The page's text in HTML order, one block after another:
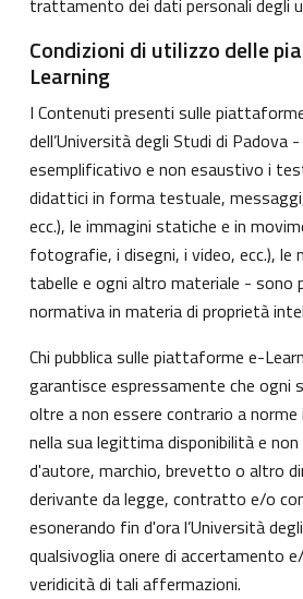
trattamento dei dati personali degli
Condizioni di utilizzo delle
Learning
I Contenuti presenti sulle
dell’Università degli Studi di Padova
esemplificativo e non esaustivo i
didattici in forma testuale,
ecc.), le immagini statiche e in
fotografie, i disegni, i video, ecc.), le
tabelle e ogni altro materiale -
normativa in materia di proprietà
Chi pubblica sulle piattaforme e-
garantisce espressamente che ogni
oltre a non essere contrario a
nella sua legittima disponibilità e
d'autore, marchio, brevetto o altro
derivante da legge, contratto e/o
esonerando fin d'ora l’Università
qualsivoglia onere di accertamento
veridicità di tali affermazioni.